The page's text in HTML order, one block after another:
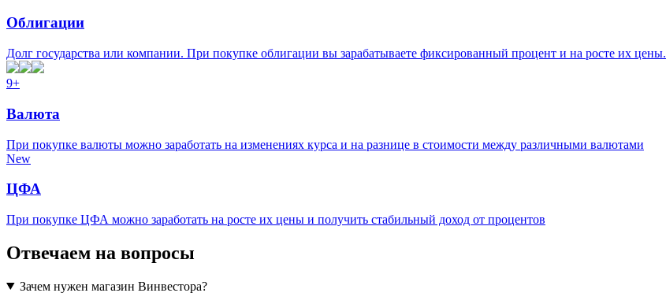
Облигации
Долг государства или компании. При покупке облигации вы зарабатываете фиксированный процент и на росте их цены.
9+
Валюта
При покупке валюты можно заработать на изменениях курса и на разнице в стоимости между различными валютами
New
ЦФА
При покупке ЦФА можно заработать на росте их цены и получить стабильный доход от процентов
Отвечаем на вопросы
Зачем нужен магазин Винвестора?